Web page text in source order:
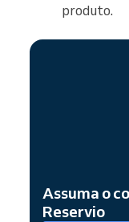
produto.
Assuma o
Reservio